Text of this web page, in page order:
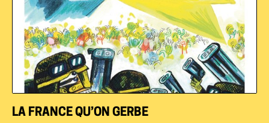
LA FRANCE QU’ON GERBE